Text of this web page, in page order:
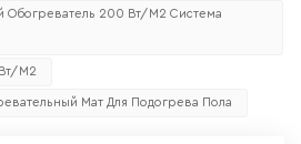
Обогреватель 200 Вт/м2 Система
м2
Мат Для Подогрева Пола